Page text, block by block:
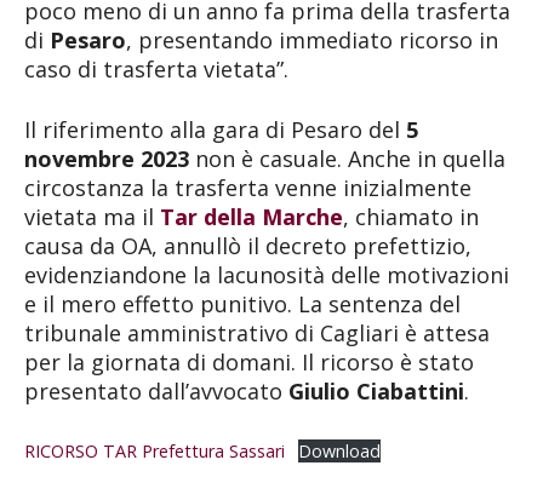
poco meno di un anno fa prima della trasferta
di Pesaro, presentando immediato ricorso in
caso di trasferta vietata”.
Il riferimento alla gara di Pesaro del 5
novembre 2023 non è casuale. Anche in quella
circostanza la trasferta venne inizialmente
vietata ma il Tar della Marche, chiamato in
causa da OA, annullò il decreto prefettizio,
evidenziandone la lacunosità delle motivazioni
e il mero effetto punitivo. La sentenza del
tribunale amministrativo di Cagliari è attesa
per la giornata di domani. Il ricorso è stato
presentato dall’avvocato Giulio Ciabattini.
RICORSO TAR Prefettura Sassari Download